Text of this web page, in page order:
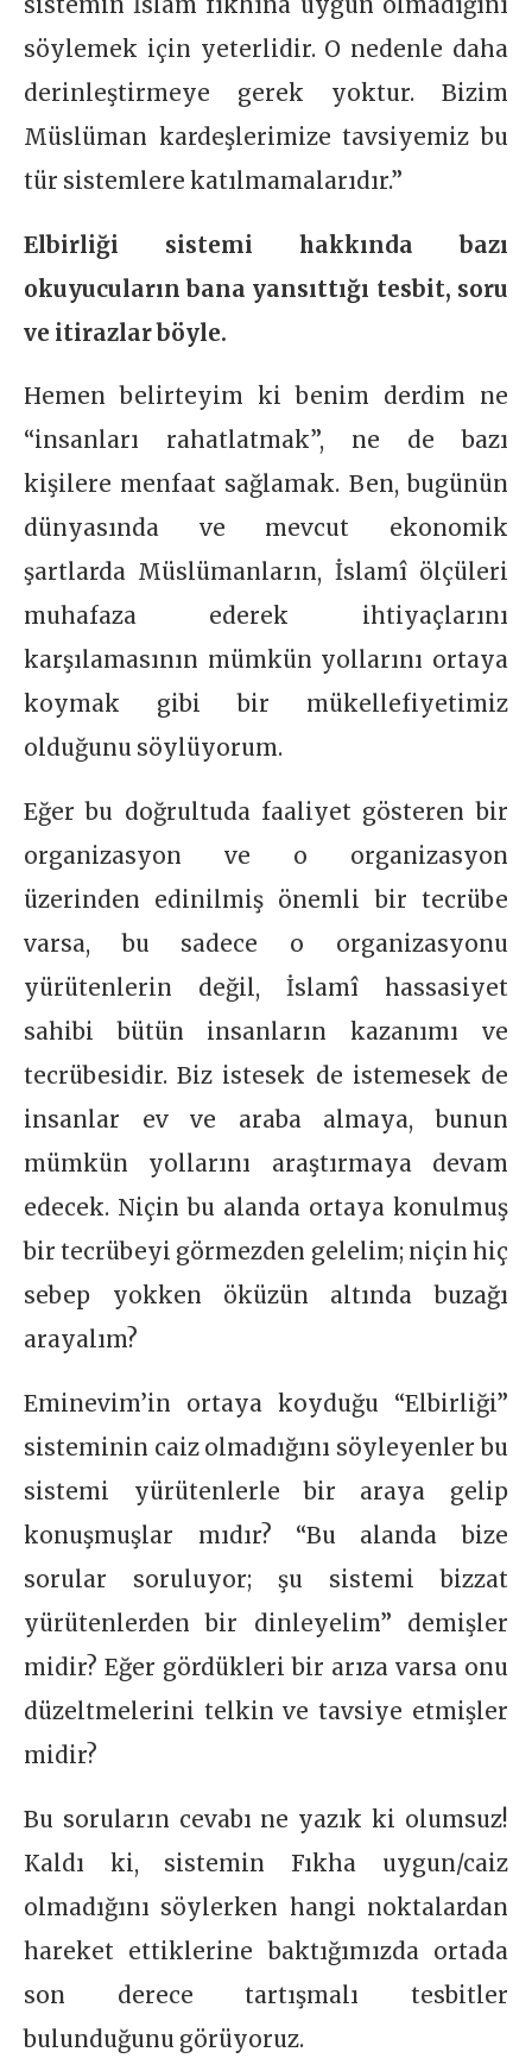
söylemek için yeterlidir. O nedenle daha
derinleştirmeye gerek yoktur. Bizim
Müslüman kardeşlerimize tavsiyemiz bu
tür sistemlere katılmamalarıdır.”
Elbirliği sistemi hakkında bazı
okuyucuların bana yansıttığı tesbit, soru
ve itirazlar böyle.
Hemen belirteyim ki benim derdim ne
“insanları rahatlatmak”, ne de bazı
kişilere menfaat sağlamak. Ben, bugünün
dünyasında ve mevcut ekonomik
şartlarda Müslümanların, İslamî ölçüleri
muhafaza ederek ihtiyaçlarını
karşılamasının mümkün yollarını ortaya
koymak gibi bir mükellefiyetimiz
olduğunu söylüyorum.
Eğer bu doğrultuda faaliyet gösteren bir
organizasyon ve o organizasyon
üzerinden edinilmiş önemli bir tecrübe
varsa, bu sadece o organizasyonu
yürütenlerin değil, İslamî hassasiyet
sahibi bütün insanların kazanımı ve
tecrübesidir. Biz istesek de istemesek de
insanlar ev ve araba almaya, bunun
mümkün yollarını araştırmaya devam
edecek. Niçin bu alanda ortaya konulmuş
bir tecrübeyi görmezden gelelim; niçin hiç
sebep yokken öküzün altında buzağı
arayalım?
Eminevim’in ortaya koyduğu “Elbirliği”
sisteminin caiz olmadığını söyleyenler bu
sistemi yürütenlerle bir araya gelip
konuşmuşlar mıdır? “Bu alanda bize
sorular soruluyor; şu sistemi bizzat
yürütenlerden bir dinleyelim” demişler
midir? Eğer gördükleri bir arıza varsa onu
düzeltmelerini telkin ve tavsiye etmişler
midir?
Bu soruların cevabı ne yazık ki olumsuz!
Kaldı ki, sistemin Fıkha uygun/caiz
olmadığını söylerken hangi noktalardan
hareket ettiklerine baktığımızda ortada
son derece tartışmalı tesbitler
bulunduğunu görüyoruz.